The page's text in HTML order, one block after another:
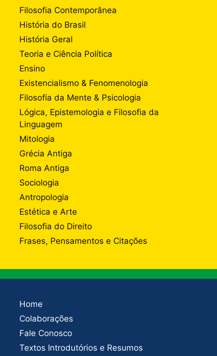
Filosofia Contemporânea
História do Brasil
História Geral
Teoria e Ciência Política
Ensino
Existencialismo & Fenomenologia
Filosofia da Mente & Psicologia
Lógica, Epistemologia e Filosofia da
Linguagem
Mitologia
Grécia Antiga
Roma Antiga
Sociologia
Antropologia
Estética e Arte
Filosofia do Direito
Frases, Pensamentos e Citações
Home
Colaborações
Fale Conosco
Textos Introdutórios e Resumos